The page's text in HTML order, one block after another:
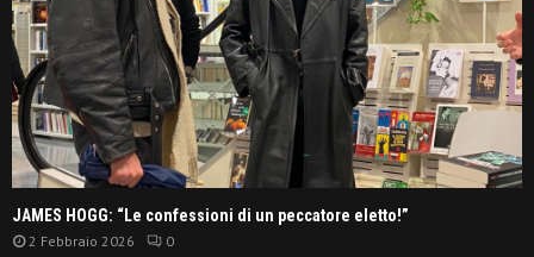
JAMES HOGG: “Le confessioni di un peccatore eletto!”
2 Febbraio 2026 0